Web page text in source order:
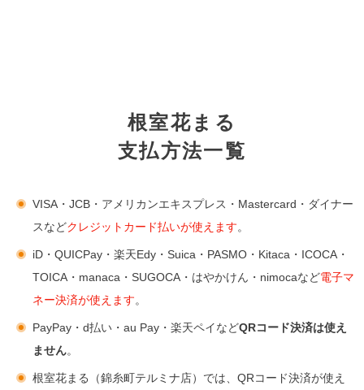
根室花まる
支払方法一覧
VISA・JCB・アメリカンエキスプレス・Mastercard・ダイナー
スなどクレジットカード払いが使えます。
iD・QUICPay・楽天Edy・Suica・PASMO・Kitaca・ICOCA・
TOICA・manaca・SUGOCA・はやかけん・nimocaなど電子マ
ネー決済が使えます。
PayPay・d払い・au Pay・楽天ペイなどQRコード決済は使え
ません。
根室花まる（錦糸町テルミナ店）では、QRコード決済が使え